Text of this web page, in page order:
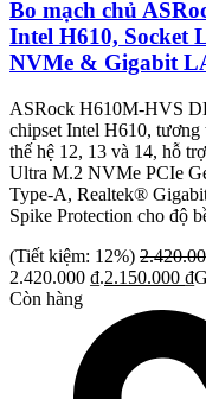
Bo mạch chủ
Intel H610, Socket
NVMe & Gigabit
ASRock H610M-HVS
chipset Intel H610,
thế hệ 12, 13 và 14, hỗ
Ultra M.2 NVMe PCIe
Type-A, Realtek®
Spike Protection cho độ
(Tiết kiệm: 12%)
2.420.000 ₫.2.150.000 ₫
Còn hàng